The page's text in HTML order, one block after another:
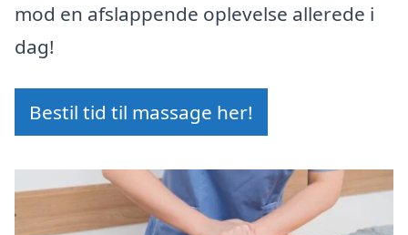
mod en afslappende oplevelse allerede i
dag!
Bestil tid til massage her!